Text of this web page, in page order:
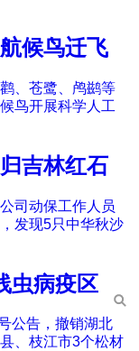
候鸟迁飞
、苍鹭、鸬鹚等
鸟开展科学人工
吉林红石
司动保工作人员
发现5只中华秋沙
虫病疫区
公告，撤销湖北
、枝江市3个松材